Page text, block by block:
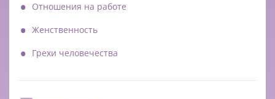
Отношения на работе
Женственность
Грехи человечества